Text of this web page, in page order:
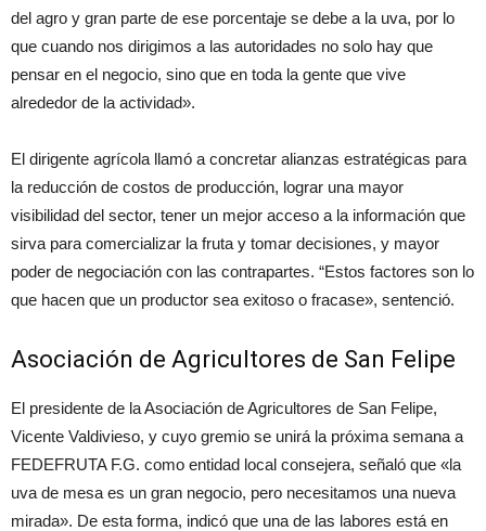
del agro y gran parte de ese porcentaje se debe a la uva, por lo
que cuando nos dirigimos a las autoridades no solo hay que
pensar en el negocio, sino que en toda la gente que vive
alrededor de la actividad».
El dirigente agrícola llamó a concretar alianzas estratégicas para
la reducción de costos de producción, lograr una mayor
visibilidad del sector, tener un mejor acceso a la información que
sirva para comercializar la fruta y tomar decisiones, y mayor
poder de negociación con las contrapartes. “Estos factores son lo
que hacen que un productor sea exitoso o fracase», sentenció.
Asociación de Agricultores de San Felipe
El presidente de la Asociación de Agricultores de San Felipe,
Vicente Valdivieso, y cuyo gremio se unirá la próxima semana a
FEDEFRUTA F.G. como entidad local consejera, señaló que «la
uva de mesa es un gran negocio, pero necesitamos una nueva
mirada». De esta forma, indicó que una de las labores está en